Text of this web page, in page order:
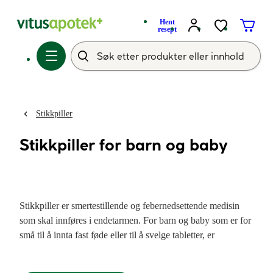
Hent
resept
Stikkpiller
Stikkpiller for barn og baby
Stikkpiller er smertestillende og febernedsettende medisin
som skal innføres i endetarmen. For barn og baby som er for
små til å innta fast føde eller til å svelge tabletter, er